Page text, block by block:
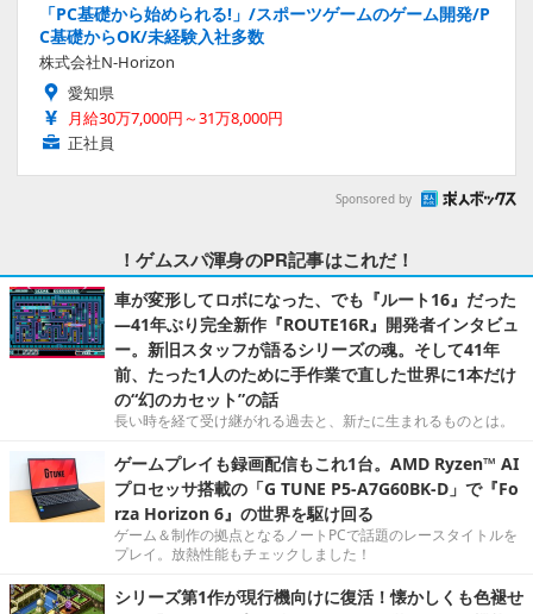
「PC基礎から始められる!」/スポーツゲームのゲーム開発/P
C基礎からOK/未経験入社多数
株式会社N-Horizon
愛知県
月給30万7,000円～31万8,000円
正社員
Sponsored by
！ゲムスパ渾身のPR記事はこれだ！
車が変形してロボになった、でも『ルート16』だった
―41年ぶり完全新作『ROUTE16R』開発者インタビュ
ー。新旧スタッフが語るシリーズの魂。そして41年
前、たった1人のために手作業で直した世界に1本だけ
の“幻のカセット”の話
長い時を経て受け継がれる過去と、新たに生まれるものとは。
ゲームプレイも録画配信もこれ1台。AMD Ryzen™ AI
プロセッサ搭載の「G TUNE P5-A7G60BK-D」で『Fo
rza Horizon 6』の世界を駆け回る
ゲーム＆制作の拠点となるノートPCで話題のレースタイトルを
プレイ。放熱性能もチェックしました！
シリーズ第1作が現行機向けに復活！懐かしくも色褪せ